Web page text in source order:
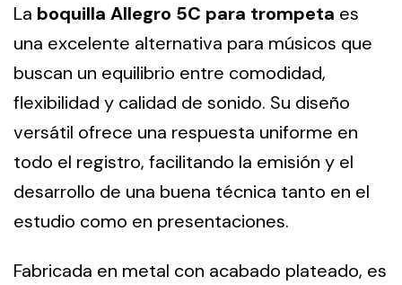
La boquilla Allegro 5C para trompeta es
una excelente alternativa para músicos que
buscan un equilibrio entre comodidad,
flexibilidad y calidad de sonido. Su diseño
versátil ofrece una respuesta uniforme en
todo el registro, facilitando la emisión y el
desarrollo de una buena técnica tanto en el
estudio como en presentaciones.
Fabricada en metal con acabado plateado, es